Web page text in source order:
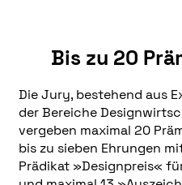
Bis zu 20
Die Jury, bestehend aus
der Bereiche
vergeben maximal 20
bis zu sieben Ehrungen
Prädikat »Designpreis«